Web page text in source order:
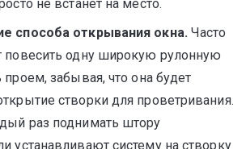
не встанет на место.
способа открывания окна.Часто
повесить одну широкую рулонную
забывая, что она будет
створки для проветривания.
раз поднимать штору
устанавливают систему на створку